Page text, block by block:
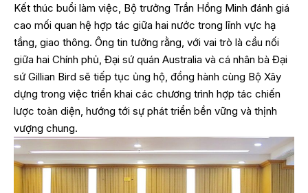
Kết thúc buổi làm việc, Bộ trưởng Trần Hồng Minh đánh giá
cao mối quan hệ hợp tác giữa hai nước trong lĩnh vực hạ
tầng, giao thông. Ông tin tưởng rằng, với vai trò là cầu nối
giữa hai Chính phủ, Đại sứ quán Australia và cá nhân bà Đại
sứ Gillian Bird sẽ tiếp tục ủng hộ, đồng hành cùng Bộ Xây
dựng trong việc triển khai các chương trình hợp tác chiến
lược toàn diện, hướng tới sự phát triển bền vững và thịnh
vượng chung.